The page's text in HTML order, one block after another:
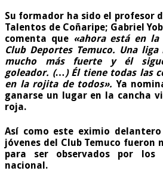
Su formador ha sido el profesor
Talentos de Coñaripe; Gabriel
comenta que «ahora está en
Club Deportes Temuco. Una
mucho más fuerte y él
goleador. (…) Él tiene todas las
en la rojita de todos».Ya
ganarse un lugar en la cancha
roja.
Así como este eximio delantero
jóvenes del Club Temuco fueron
para ser observados por los
nacional.